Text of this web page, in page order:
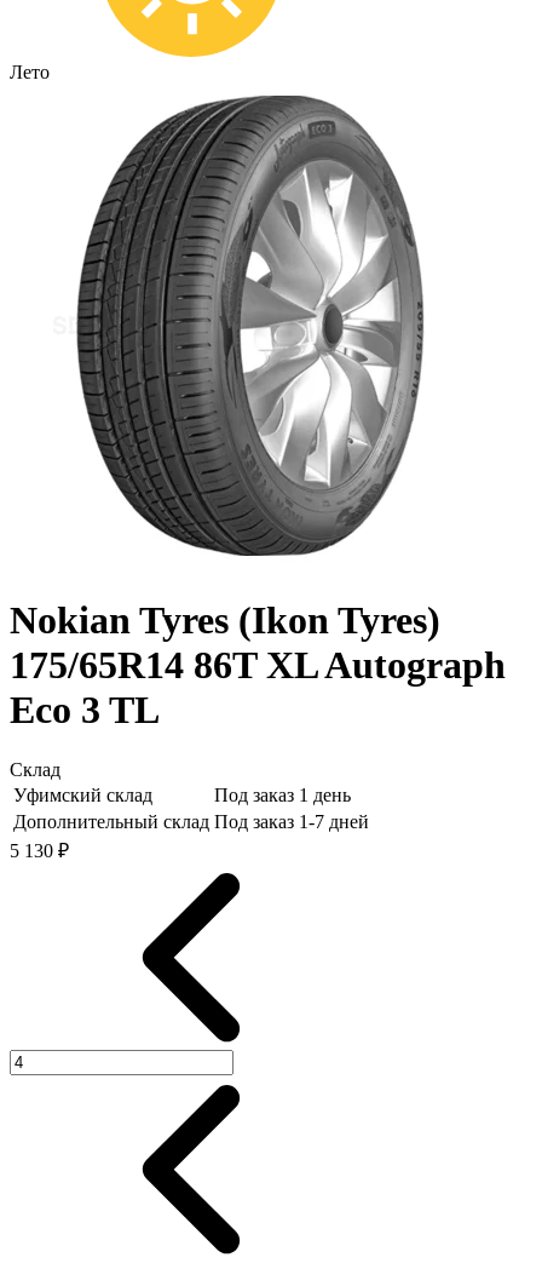
Лето
Nokian Tyres (Ikon Tyres)
175/65R14 86T XL Autograph
Eco 3 TL
Склад
Уфимский склад
Под заказ 1 день
Дополнительный склад Под заказ 1-7 дней
5 130 ₽